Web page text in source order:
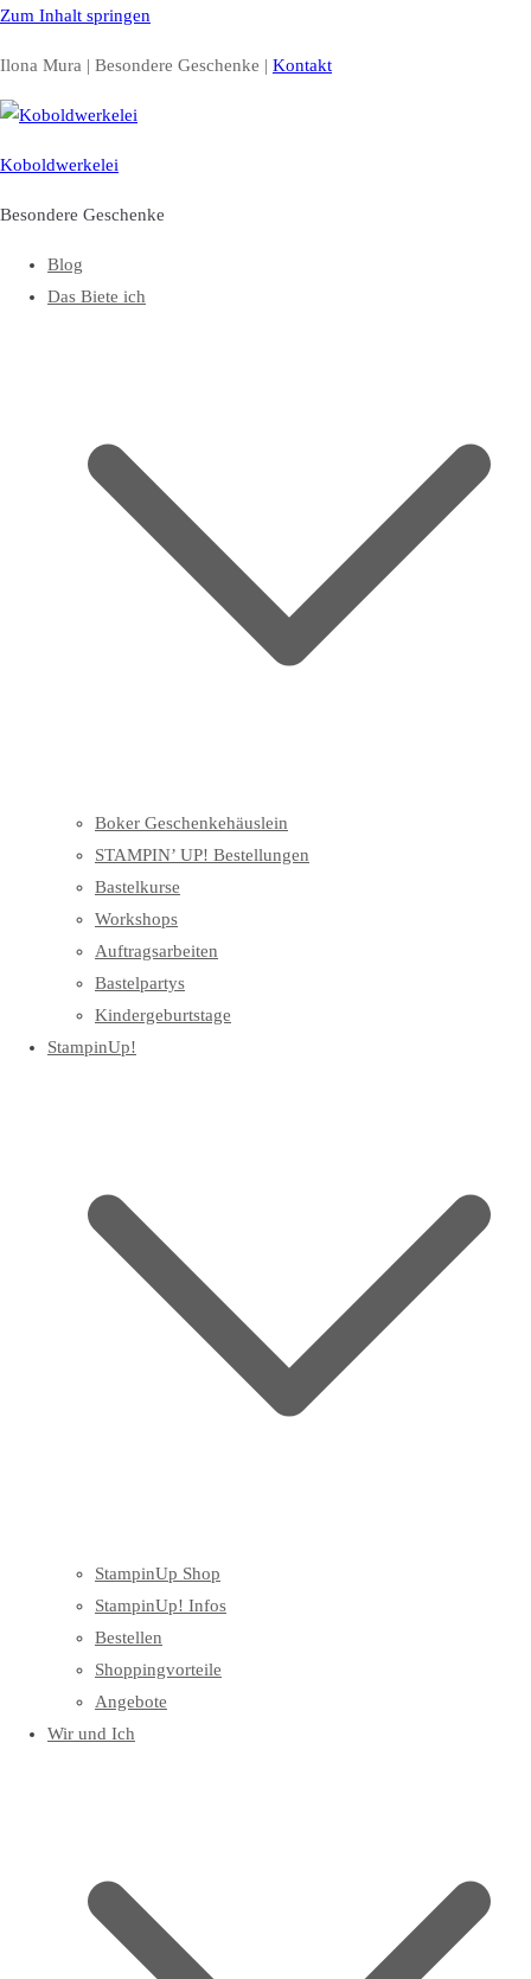
Zum Inhalt springen
Ilona Mura | Besondere Geschenke | Kontakt
Koboldwerkelei
Besondere Geschenke
Blog
Das Biete ich
Boker Geschenkehäuslein
STAMPIN’ UP! Bestellungen
Bastelkurse
Workshops
Auftragsarbeiten
Bastelpartys
Kindergeburtstage
StampinUp!
StampinUp Shop
StampinUp! Infos
Bestellen
Shoppingvorteile
Angebote
Wir und Ich